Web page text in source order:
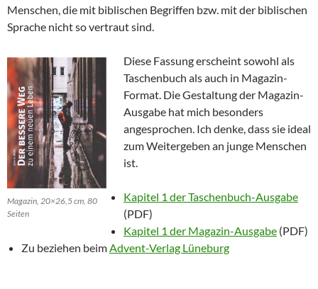
Menschen, die mit biblischen Begriffen bzw. mit der biblischen
Sprache nicht so vertraut sind.
Magazin, 20×26,5 cm, 80
Seiten
Diese Fassung erscheint sowohl als
Taschenbuch als auch in Magazin-
Format. Die Gestaltung der Magazin-
Ausgabe hat mich besonders
angesprochen. Ich denke, dass sie ideal
zum Weitergeben an junge Menschen
ist.
Kapitel 1 der Taschenbuch-Ausgabe
(PDF)
Kapitel 1 der Magazin-Ausgabe (PDF)
Zu beziehen beim Advent-Verlag Lüneburg